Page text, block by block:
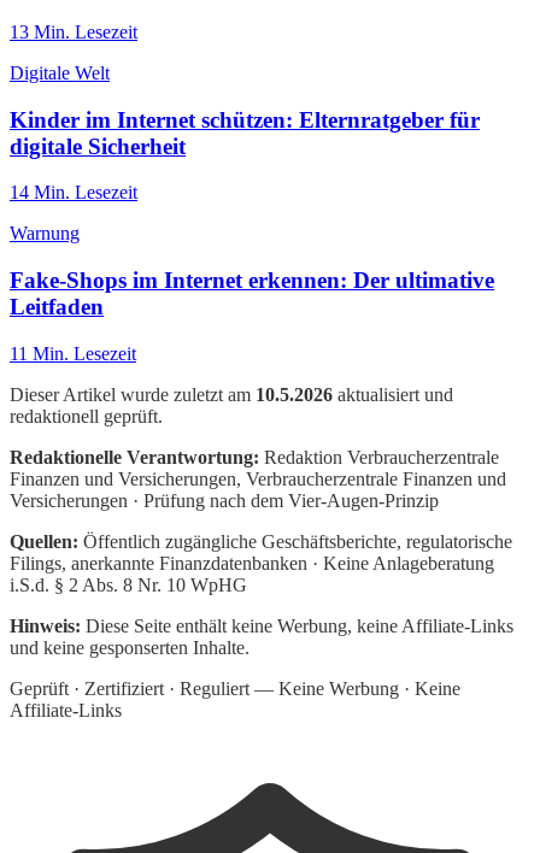
13 Min. Lesezeit
Digitale Welt
Kinder im Internet schützen: Elternratgeber für
digitale Sicherheit
14 Min. Lesezeit
Warnung
Fake-Shops im Internet erkennen: Der ultimative
Leitfaden
11 Min. Lesezeit
Dieser Artikel wurde zuletzt am 10.5.2026 aktualisiert und
redaktionell geprüft.
Redaktionelle Verantwortung: Redaktion Verbraucherzentrale
Finanzen und Versicherungen, Verbraucherzentrale Finanzen und
Versicherungen · Prüfung nach dem Vier-Augen-Prinzip
Quellen: Öffentlich zugängliche Geschäftsberichte, regulatorische
Filings, anerkannte Finanzdatenbanken · Keine Anlageberatung
i.S.d. § 2 Abs. 8 Nr. 10 WpHG
Hinweis: Diese Seite enthält keine Werbung, keine Affiliate-Links
und keine gesponserten Inhalte.
Geprüft · Zertifiziert · Reguliert — Keine Werbung · Keine
Affiliate-Links